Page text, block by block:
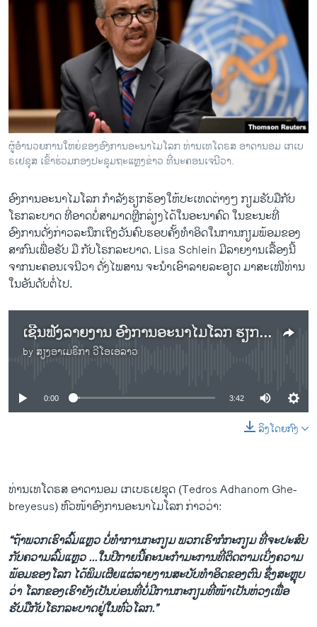
ຊີວິດຊາວລາວ
ວິທະຍາສາດ-ເທັກໂນໂລຈີ
ພາສາອັງກິດ
ວີດີໂອ
ສຽງ
ລາຍງານ
ຕິດຕາມພວກເຮົາ ທີ່
ພາສາຕ່າງໆ
ຜູ້ອຳນວຍການໃຫຍ່ຂອງອົງການອະນາໄມໂລກ ທ່ານເທໂດຣສ ອາດານອມ ເກເບ
ຣເຢຊຸສ ເຂົ້າຮ່ວມກອງປະຊຸມຖະແຫຼງຂ່າວ ທີ່ນະຄອນເຈນີວາ.
ອົງການອະນາໄມໂລກ ກໍາລັງຮຽກຮ້ອງໃຫ້ປະເທດຕ່າງໆ ກຽມຮັບມືກັບ
ໂຣກລະບາດ ທີ່ອາດບໍ່ສາມາດຫຼີກລ່ຽງໄດ້ໃນອະນາຄົດ ໃນຂະນະທີ່
ອົງການດັ່ງກ່າວລະນຶກເຖິງວັນຄົບຮອບຄັ້ງທຳອິດໃນການກຽມພ້ອມຂອງ
ສາກົນເພື່ອຮັບ ມື ກັບໂຣກລະບາດ. Lisa Schlein ມີລາຍງານເລື້ອງນີ້
ຈາກນະຄອນເຈນີວາ ດັ່ງໄພສານ ຈະນຳເອົາລາຍລະອຽດ ມາສະເໜີທ່ານ
ໃນອັນດັບຕໍ່ໄປ.
ເຊີນຟັງລາຍງານ ອົງການອະນາໄມໂລກ ຮຽກຮ້ອງໃຫ້ປະເທດຕ່າງໆ ກະກຽມຮັບມືກັບໂຣກລະບາດ ໃນອະນາຄົດ
by ສຽງອາເມຣິກາ ວີໂອເອລາວ
No media source currently available
0:00 3:42
ລິງໂດຍກົງ
ທ່ານເທໂດຣສ ອາດານອມ ເກເບຣເຢຊຸດ (Tedros Adhanom Ghe-
breyesus) ຫົວໜ້າອົງການອະນາໄມໂລກ ກ່າວວ່າ:
“ຖ້າພວກເຮົາລົ້ມແຫຼວ ບໍ່ທຳການກະກຽມ ພວກເຮົາກໍກະກຽມ ທີ່ຈະປະສົບ
ກັບຄວາມລົ້ມແຫຼວ ...ໃນປີກາຍນີ້ຄະນະກຳມະການທີ່ຕິດຕາມເບິ່ງຄວາມ
ພ້ອມຂອງໂລກ ໄດ້ພິມເຜີຍແຜ່ລາຍງານສະບັບທຳອິດຂອງຕົນ ຊຶ່ງສະຫຼຸບ
ວ່າ ໂລກຂອງເຮົາຍັງເປັນບ່ອນທີ່ບໍ່ມີການກະກຽມທີ່ໜ້າເປັນຫ່ວງເພື່ອ
ຮັບມືກັບໂຣກລະບາດຢູ່ໃນທົ່ວໂລກ.”